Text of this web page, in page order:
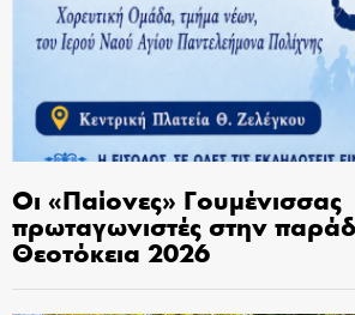
Οι «Παίονες» Γουμένισσας
πρωταγωνιστές στην
Θεοτόκεια 2026